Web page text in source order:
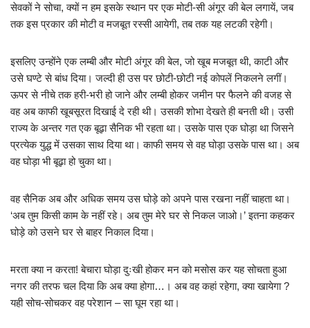
सेवकों ने सोचा, क्यों न हम इसके स्थान पर एक मोटी-सी अंगूर की बेल लगायें, जब
तक इस प्रकार की मोटी व मजबूत रस्सी आयेगी, तब तक यह लटकी रहेगी।
इसलिए उन्होंने एक लम्बी और मोटी अंगूर की बेल, जो खूब मजबूत थी, काटी और
उसे घण्टे से बांध दिया। जल्दी ही उस पर छोटी-छोटी नई कोपलें निकलने लगीं।
ऊपर से नीचे तक हरी-भरी हो जाने और लम्बी होकर जमीन पर फैलने की वजह से
वह अब काफी खूबसूरत दिखाई दे रही थी। उसकी शोभा देखते ही बनती थी। उसी
राज्य के अन्तर गत एक बूढ़ा सैनिक भी रहता था। उसके पास एक घोड़ा था जिसने
प्रत्येक युद्ध में उसका साथ दिया था। काफी समय से वह घोड़ा उसके पास था। अब
वह घोड़ा भी बूढ़ा हो चुका था।
वह सैनिक अब और अधिक समय उस घोड़े को अपने पास रखना नहीं चाहता था।
‘अब तुम किसी काम के नहीं रहे। अब तुम मेरे घर से निकल जाओ।’ इतना कहकर
घोड़े को उसने घर से बाहर निकाल दिया।
मरता क्या न करता! बेचारा घोड़ा दुःखी होकर मन को मसोस कर यह सोचता हुआ
नगर की तरफ चल दिया कि अब क्या होगा…। अब वह कहां रहेगा, क्या खायेगा ?
यही सोच-सोचकर वह परेशान – सा घूम रहा था।